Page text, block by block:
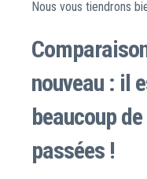
Nous vous tiendrons
nouveau : il
beaucoup
passées !